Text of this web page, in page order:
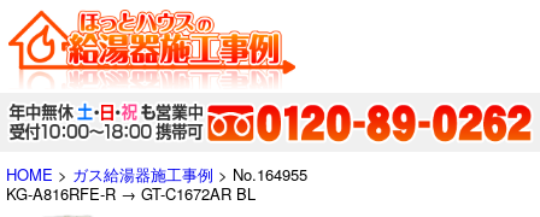
HOME > ガス給湯器施工事例 > No.164955
KG-A816RFE-R → GT-C1672AR BL